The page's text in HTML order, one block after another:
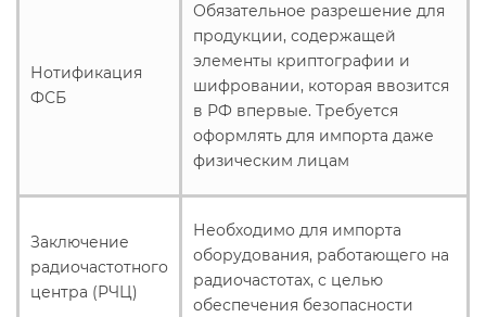
Нотификация
ФСБ
Обязательное разрешение для
продукции, содержащей
элементы криптографии и
шифровании, которая ввозится
в РФ впервые. Требуется
оформлять для импорта даже
физическим лицам
Заключение
радиочастотного
центра (РЧЦ)
Необходимо для импорта
оборудования, работающего на
радиочастотах, с целью
обеспечения безопасности